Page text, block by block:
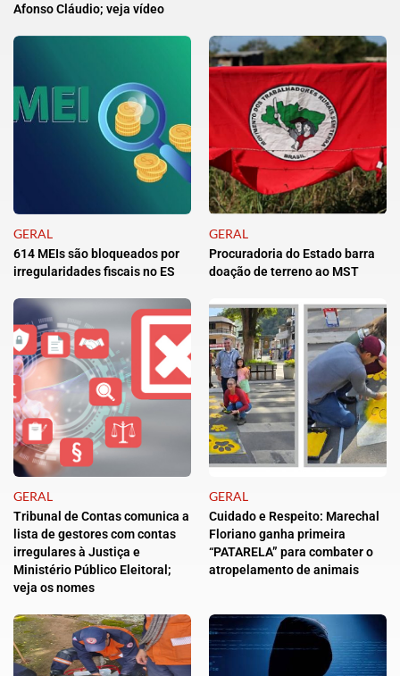
Afonso Cláudio; veja vídeo
GERAL
614 MEIs são bloqueados por
irregularidades fiscais no ES
GERAL
Procuradoria do Estado barra
doação de terreno ao MST
GERAL
Tribunal de Contas comunica a
lista de gestores com contas
irregulares à Justiça e
Ministério Público Eleitoral;
veja os nomes
GERAL
Cuidado e Respeito: Marechal
Floriano ganha primeira
“PATARELA” para combater o
atropelamento de animais